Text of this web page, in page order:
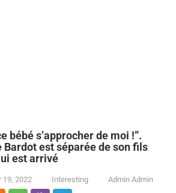
bébé s’approcher de moi !”.
est séparée de son fils
est arrivé
19, 2022 Interesting Admin Admin